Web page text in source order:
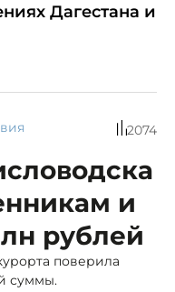
Дагестана и
2074
и
рублей
поверила
суммы.